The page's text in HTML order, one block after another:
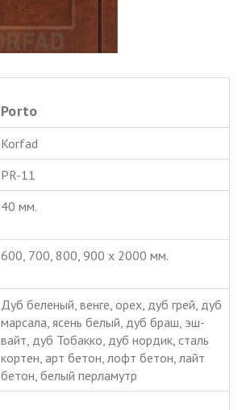
Porto
Korfad
PR-11
40 мм.
600, 700, 800, 900 х 2000 мм.
Дуб беленый, венге, орех, дуб грей, дуб
марсала, ясень белый, дуб браш, эш-
вайт, дуб Тобакко, дуб нордик, сталь
кортен, арт бетон, лофт бетон, лайт
бетон, белый перламутр